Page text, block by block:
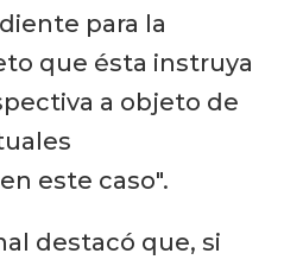
para la
que ésta instruya
a objeto de
este caso".
destacó que, si